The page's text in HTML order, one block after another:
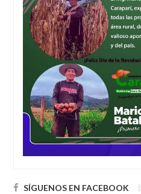
SÍGUENOS EN FACEBOOK